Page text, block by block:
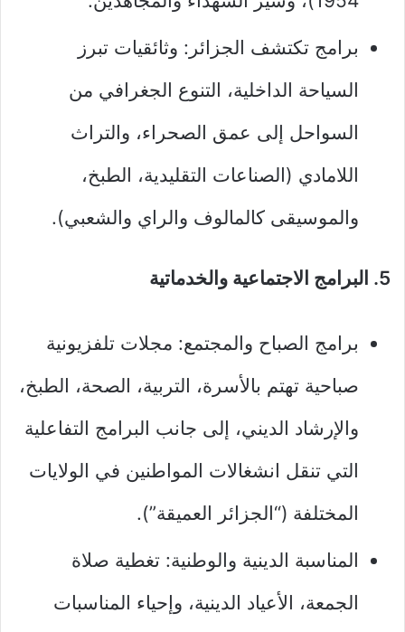
برامج تكتشف الجزائر: وثائقيات تبرز
السياحة الداخلية، التنوع الجغرافي من
السواحل إلى عمق الصحراء، والتراث
اللامادي (الصناعات التقليدية، الطبخ،
والموسيقى كالمالوف والراي والشعبي).
5. البرامج الاجتماعية والخدماتية
برامج الصباح والمجتمع: مجلات تلفزيونية
صباحية تهتم بالأسرة، التربية، الصحة، الطبخ،
والإرشاد الديني، إلى جانب البرامج التفاعلية
التي تنقل انشغالات المواطنين في الولايات
المختلفة (“الجزائر العميقة”).
المناسبة الدينية والوطنية: تغطية صلاة
الجمعة، الأعياد الدينية، وإحياء المناسبات